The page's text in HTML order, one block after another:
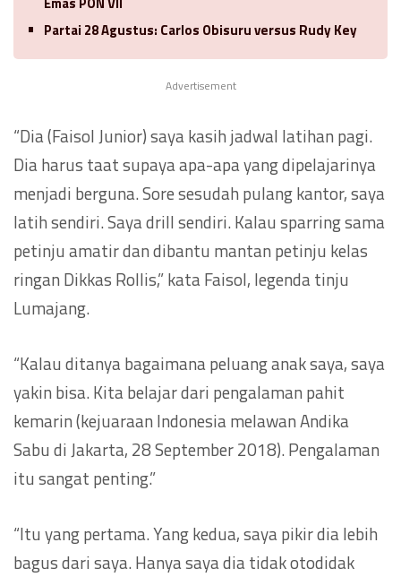
Partai 28 Agustus: Carlos Obisuru versus Rudy Key
Advertisement
“Dia (Faisol Junior) saya kasih jadwal latihan pagi.
Dia harus taat supaya apa-apa yang dipelajarinya
menjadi berguna. Sore sesudah pulang kantor, saya
latih sendiri. Saya drill sendiri. Kalau sparring sama
petinju amatir dan dibantu mantan petinju kelas
ringan Dikkas Rollis,” kata Faisol, legenda tinju
Lumajang.
“Kalau ditanya bagaimana peluang anak saya, saya
yakin bisa. Kita belajar dari pengalaman pahit
kemarin (kejuaraan Indonesia melawan Andika
Sabu di Jakarta, 28 September 2018). Pengalaman
itu sangat penting.”
“Itu yang pertama. Yang kedua, saya pikir dia lebih
bagus dari saya. Hanya saya dia tidak otodidak